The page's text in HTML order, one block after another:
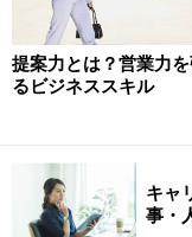
力をイメージし
して、“TOEICの
定をする訳です。
できないグローバ
だけでコンテンツ
※記事内容は執筆時
い。
提案力とは？営業力
るビジネススキル
キャ
事・